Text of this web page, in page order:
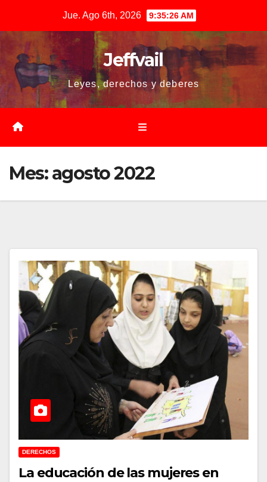
contenido
Jue. Ago 6th, 2026 9:35:26 AM
Jeffvail
Leyes, derechos y deberes
Mes:agosto 2022
DERECHOS
La educación de las mujeres en